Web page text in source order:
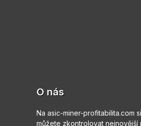
O nás
Na asic-miner-profitabilita.com si
můžete zkontrolovat nejnovější